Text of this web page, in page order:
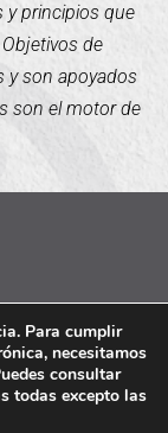
y principios que
de
y son apoyados
son el motor de
Para cumplir
necesitamos
consultar
todas excepto las